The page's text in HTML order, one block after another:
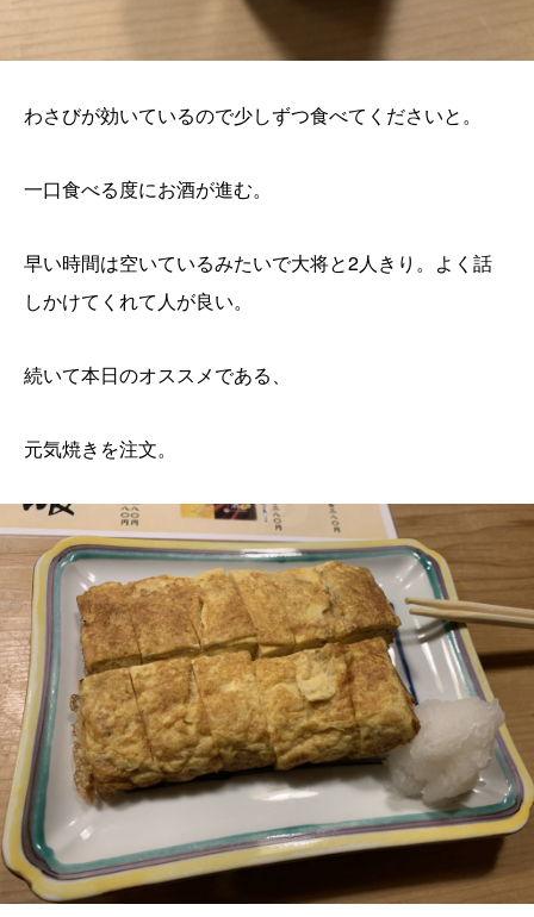
わさびが効いているので少しずつ食べてくださいと。
一口食べる度にお酒が進む。
早い時間は空いているみたいで大将と2人きり。よく話
しかけてくれて人が良い。
続いて本日のオススメである、
元気焼きを注文。